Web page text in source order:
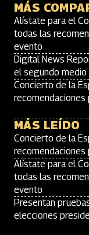
MÁS
Alístate para el
todas las
evento
Digital News
el segundo
Concierto de la
MÁS LEÍDO
Concierto de la
Alístate para el
todas las
evento
Presentan
elecciones